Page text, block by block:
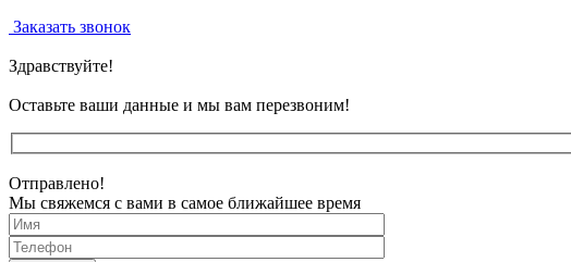
Заказать звонок
Здравствуйте!
Оставьте ваши данные и мы вам перезвоним!
Отправлено!
Мы свяжемся с вами в самое ближайшее время